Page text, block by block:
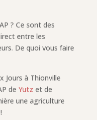
? Ce sont des
entre les
De quoi vous faire
Jours à Thionville
de Yutz et de
une agriculture